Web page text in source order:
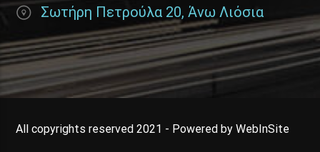
Σωτήρη Πετρούλα 20, Άνω Λιόσια
All copyrights reserved 2021 - Powered by WebInSite